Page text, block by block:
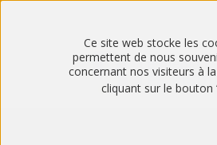
Ce site web stocke les
permettent de nous
concernant nos visiteurs à
cliquant sur le bouton